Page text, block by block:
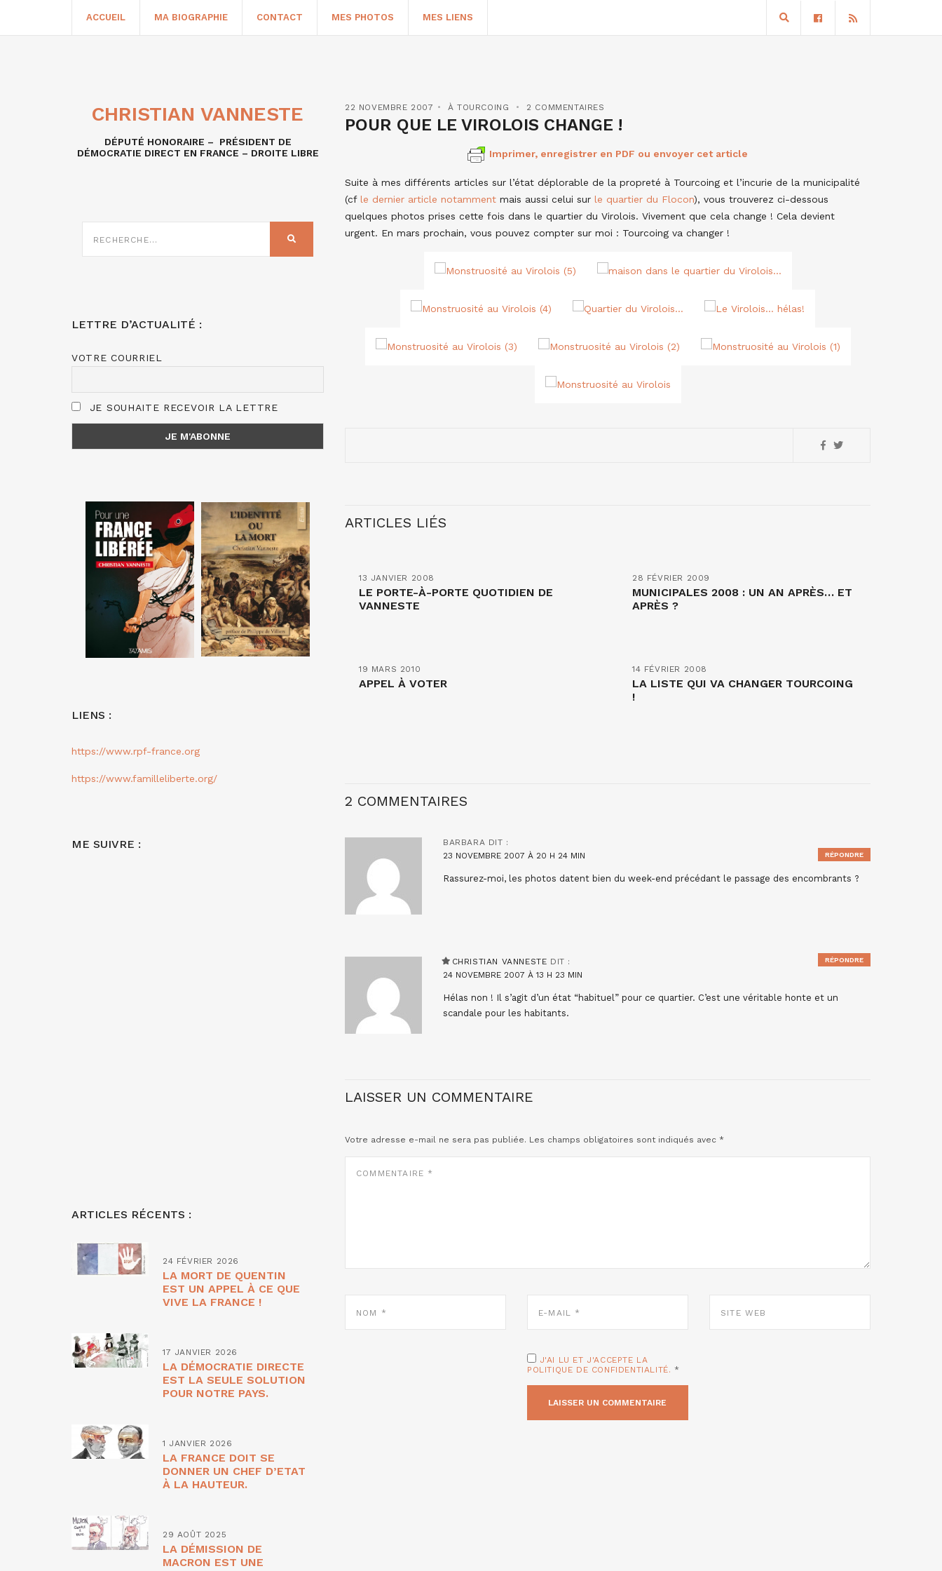
ACCUEIL MA BIOGRAPHIE CONTACT MES PHOTOS MES LIENS
22 NOVEMBRE 2007 À TOURCOING 2 COMMENTAIRES
POUR QUE LE VIROLOIS CHANGE !
Imprimer, enregistrer en PDF ou envoyer cet article
Suite à mes différents articles sur l’état déplorable de la propreté à Tourcoing et l’incurie de la municipalité
(cf le dernier article notamment mais aussi celui sur le quartier du Flocon), vous trouverez ci-dessous
quelques photos prises cette fois dans le quartier du Virolois. Vivement que cela change ! Cela devient
urgent. En mars prochain, vous pouvez compter sur moi : Tourcoing va changer !
ARTICLES LIÉS
13 JANVIER 2008
LE PORTE-À-PORTE QUOTIDIEN DE
VANNESTE
28 FÉVRIER 2009
MUNICIPALES 2008 : UN AN APRÈS… ET
APRÈS ?
19 MARS 2010
APPEL À VOTER
14 FÉVRIER 2008
LA LISTE QUI VA CHANGER TOURCOING
!
2 COMMENTAIRES
BARBARA DIT :
23 NOVEMBRE 2007 À 20 H 24 MIN
Rassurez-moi, les photos datent bien du week-end précédant le passage des encombrants ?
RÉPONDRE
CHRISTIAN VANNESTE DIT :
24 NOVEMBRE 2007 À 13 H 23 MIN
Hélas non ! Il s’agit d’un état “habituel” pour ce quartier. C’est une véritable honte et un
scandale pour les habitants.
RÉPONDRE
LAISSER UN COMMENTAIRE
Votre adresse e-mail ne sera pas publiée. Les champs obligatoires sont indiqués avec *
MAIL
WEB
J'AI LU ET J'ACCEPTE LA
POLITIQUE DE CONFIDENTIALITÉ. *
CHRISTIAN VANNESTE
DÉPUTÉ HONORAIRE – PRÉSIDENT DE
DÉMOCRATIE DIRECT EN FRANCE – DROITE LIBRE
SUR
RECHERCHER
LETTRE D’ACTUALITÉ :
VOTRE COURRIEL
JE SOUHAITE RECEVOIR LA LETTRE
LIENS :
https://www.rpf-france.org
https://www.familleliberte.org/
ME SUIVRE :
ARTICLES RÉCENTS :
24 FÉVRIER 2026
LA MORT DE QUENTIN
EST UN APPEL À CE QUE
VIVE LA FRANCE !
17 JANVIER 2026
LA DÉMOCRATIE DIRECTE
EST LA SEULE SOLUTION
POUR NOTRE PAYS.
1 JANVIER 2026
LA FRANCE DOIT SE
DONNER UN CHEF D’ETAT
À LA HAUTEUR.
29 AOÛT 2025
LA DÉMISSION DE
MACRON EST UNE